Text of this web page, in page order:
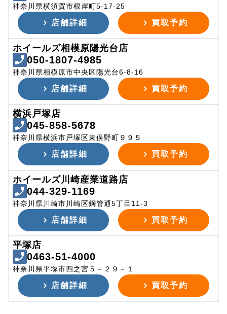
神奈川県横須賀市根岸町5-17-25
店舗詳細 買取予約
ホイールズ相模原陽光台店
050-1807-4985
神奈川県相模原市中央区陽光台6-8-16
店舗詳細 買取予約
横浜戸塚店
045-858-5678
神奈川県横浜市戸塚区東俣野町９９５
店舗詳細 買取予約
ホイールズ川崎産業道路店
044-329-1169
神奈川県川崎市川崎区鋼管通5丁目11-3
店舗詳細 買取予約
平塚店
0463-51-4000
神奈川県平塚市四之宮５－２９－１
店舗詳細 買取予約